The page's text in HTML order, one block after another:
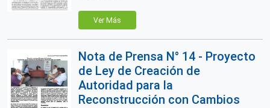
Ver Más
Nota de Prensa N° 14 - Proyecto
de Ley de Creación de
Autoridad para la
Reconstrucción con Cambios